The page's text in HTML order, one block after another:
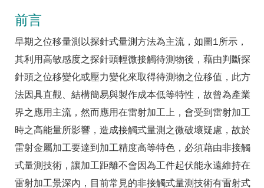
前言
早期之位移量測以探針式量測方法為主流，如圖1所示，
其利用高敏感度之探針頭輕微接觸待測物後，藉由判斷探
針頭之位移變化或壓力變化來取得待測物之位移值，此方
法因具直觀、結構簡易與製作成本低等特性，故曾為產業
界之應用主流，然而應用在雷射加工上，會受到雷射加工
時之高能量所影響，造成接觸式量測之微破壞疑慮，故於
雷射金屬加工要達到加工精度高等特色，必須藉由非接觸
式量測技術，讓加工距離不會因為工件起伏能永遠維持在
雷射加工景深內，目前常見的非接觸式量測技術有雷射式